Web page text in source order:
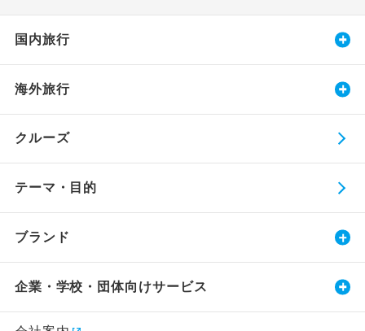
国内旅行
海外旅行
クルーズ
テーマ・目的
ブランド
企業・学校・団体向けサービス